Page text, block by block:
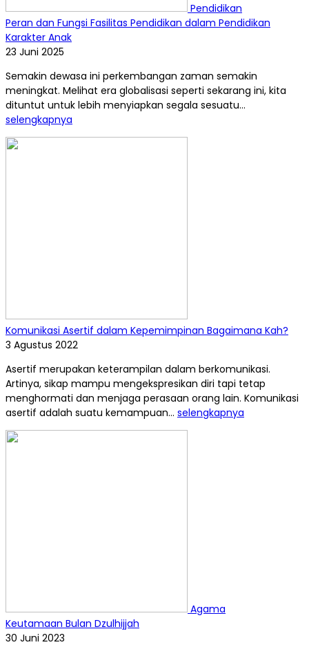
Pendidikan
Peran dan Fungsi Fasilitas Pendidikan dalam Pendidikan
Karakter Anak
23 Juni 2025
Semakin dewasa ini perkembangan zaman semakin
meningkat. Melihat era globalisasi seperti sekarang ini, kita
dituntut untuk lebih menyiapkan segala sesuatu...
selengkapnya
Komunikasi Asertif dalam Kepemimpinan Bagaimana Kah?
3 Agustus 2022
Asertif merupakan keterampilan dalam berkomunikasi.
Artinya, sikap mampu mengekspresikan diri tapi tetap
menghormati dan menjaga perasaan orang lain. Komunikasi
asertif adalah suatu kemampuan... selengkapnya
Agama
Keutamaan Bulan Dzulhijjah
30 Juni 2023